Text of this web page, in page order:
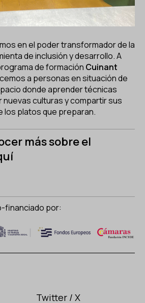
en el poder transformador de la
de inclusión y desarrollo. A
de formación Cuinant
a personas en situación de
donde aprender técnicas
nuevas culturas y compartir sus
los platos que preparan.
más sobre el
financiado por:
Twitter / X